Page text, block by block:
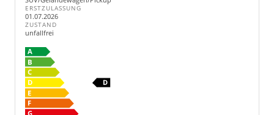
ERSTZULASSUNG
01.07.2026
ZUSTAND
unfallfrei